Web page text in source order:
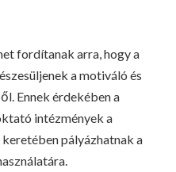
fordítanak arra, hogy a
a motiváló és
Ennek érdekében a
intézmények a
pályázhatnak a